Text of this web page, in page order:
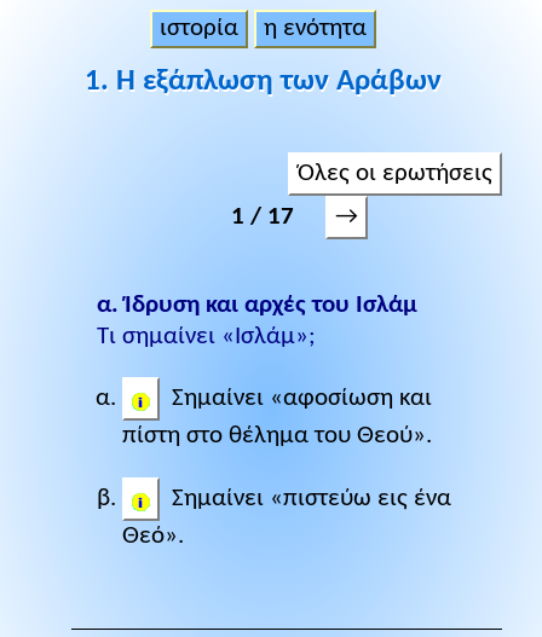
ιστορία η ενότητα
1. Η εξάπλωση των Αράβων
Όλες οι ερωτήσεις
1 / 17
→
α. Ίδρυση και αρχές του Ισλάμ
Τι σημαίνει «Ισλάμ»;
Σημαίνει «αφοσίωση και
πίστη στο θέλημα του Θεού».
Σημαίνει «πιστεύω εις ένα
Θεό».